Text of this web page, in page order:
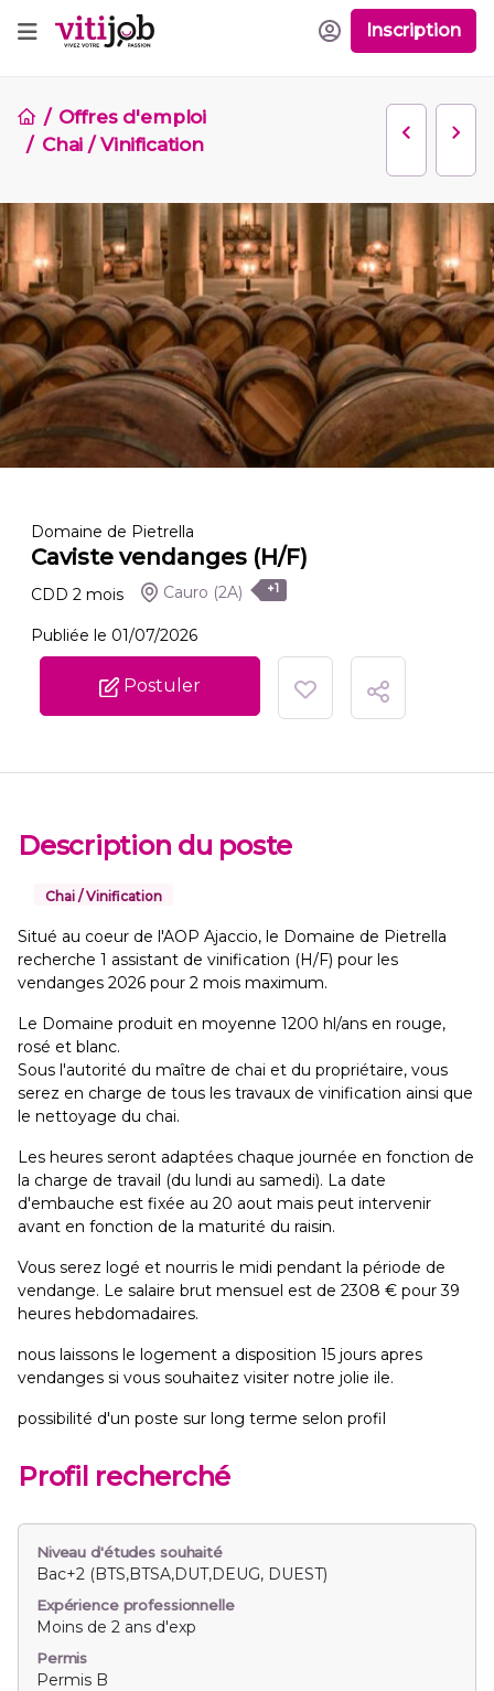
Inscription
Offres d'emploi
Chai / Vinification
Domaine de Pietrella
Caviste vendanges (H/F)
CDD 2 mois Cauro (2A) +1
Publiée le 01/07/2026
Postuler
Description du poste
Chai / Vinification
Situé au coeur de l'AOP Ajaccio, le Domaine de Pietrella
recherche 1 assistant de vinification (H/F) pour les
vendanges 2026 pour 2 mois maximum.
Le Domaine produit en moyenne 1200 hl/ans en rouge,
rosé et blanc.
Sous l'autorité du maître de chai et du propriétaire, vous
serez en charge de tous les travaux de vinification ainsi que
le nettoyage du chai.
Les heures seront adaptées chaque journée en fonction de
la charge de travail (du lundi au samedi). La date
d'embauche est fixée au 20 aout mais peut intervenir
avant en fonction de la maturité du raisin.
Vous serez logé et nourris le midi pendant la période de
vendange. Le salaire brut mensuel est de 2308 € pour 39
heures hebdomadaires.
nous laissons le logement a disposition 15 jours apres
vendanges si vous souhaitez visiter notre jolie ile.
possibilité d'un poste sur long terme selon profil
Profil recherché
Niveau d'études souhaité
Bac+2 (BTS,BTSA,DUT,DEUG, DUEST)
Expérience professionnelle
Moins de 2 ans d'exp
Permis
Permis B